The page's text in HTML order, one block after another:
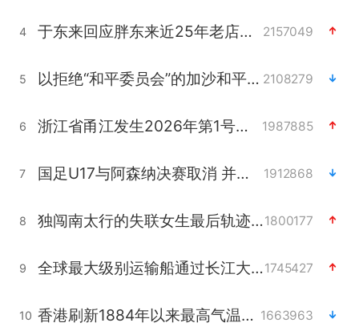
4 于东来回应胖东来近25年老店年底关闭 2157049
5 以拒绝“和平委员会”的加沙和平计划 2108279
6 浙江省甬江发生2026年第1号洪水 1987885
7 国足U17与阿森纳决赛取消 并列冠军 1912868
8 独闯南太行的失联女生最后轨迹已确认1800177
9 全球最大级别运输船通过长江大桥1745427
10 香港刷新1884年以来最高气温纪录 1663963